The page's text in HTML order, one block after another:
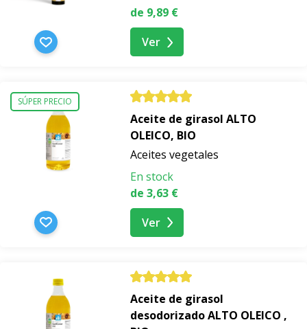
de 9,89 €
Ver
SÚPER PRECIO
Aceite de girasol ALTO
OLEICO, BIO
Aceites vegetales
En stock
de 3,63 €
Ver
Aceite de girasol
desodorizado ALTO OLEICO ,